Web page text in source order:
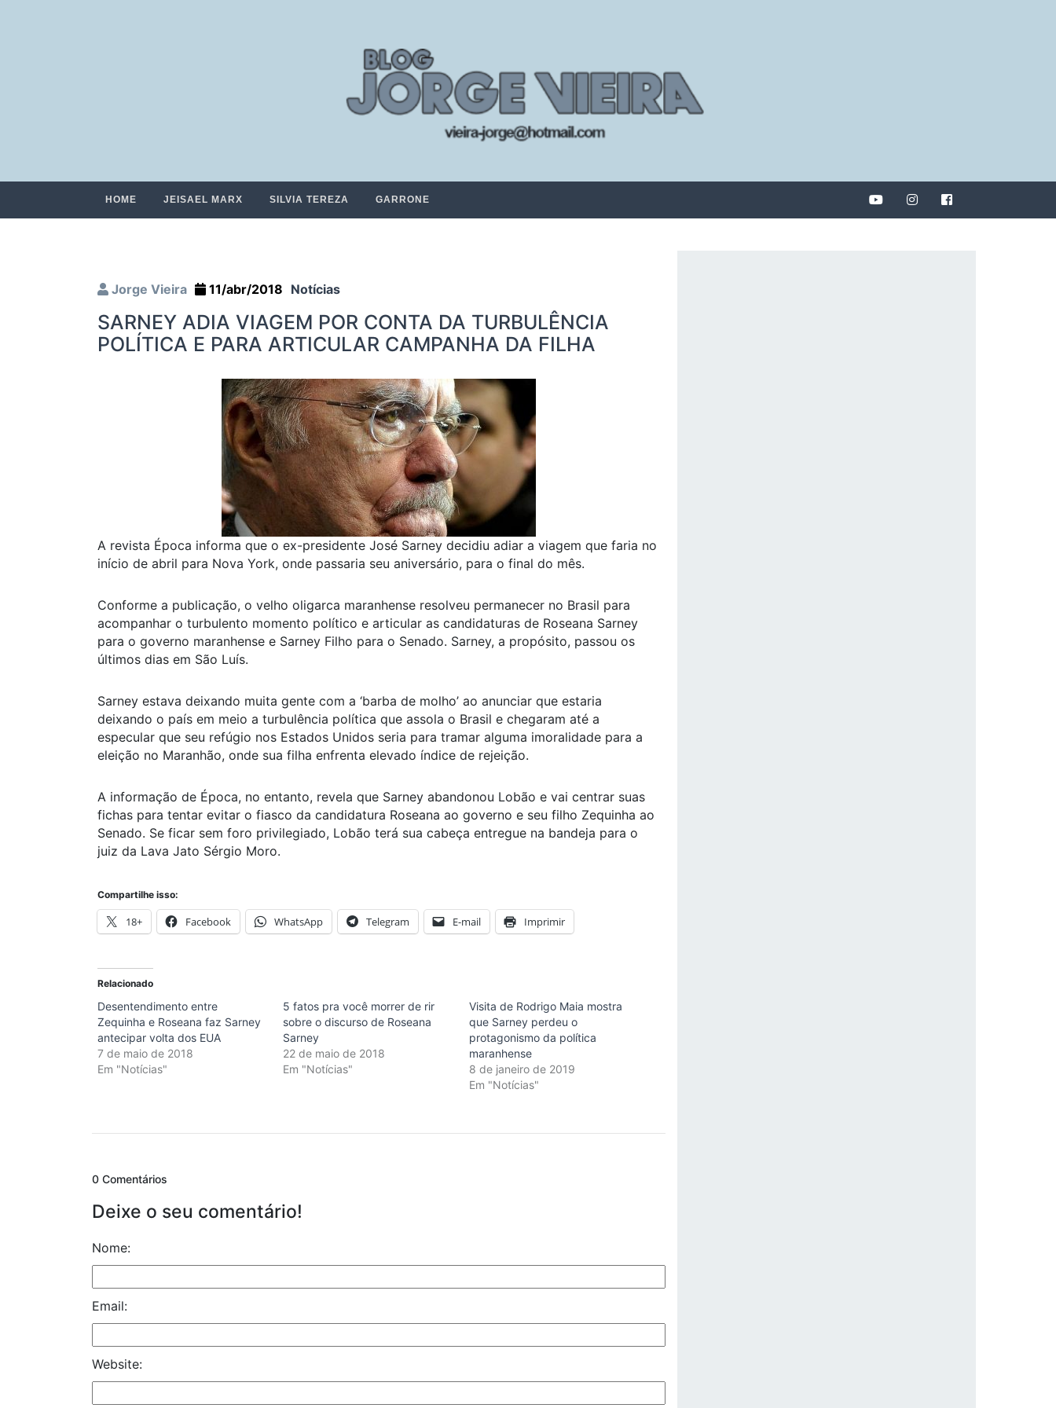
HOME JEISAEL MARX SILVIA TEREZA GARRONE
Jorge Vieira 11/abr/2018 Notícias
SARNEY ADIA VIAGEM POR CONTA DA TURBULÊNCIA
POLÍTICA E PARA ARTICULAR CAMPANHA DA FILHA
A revista Época informa que o ex-presidente José Sarney decidiu adiar a viagem que faria no
início de abril para Nova York, onde passaria seu aniversário, para o final do mês.
Conforme a publicação, o velho oligarca maranhense resolveu permanecer no Brasil para
acompanhar o turbulento momento político e articular as candidaturas de Roseana Sarney
para o governo maranhense e Sarney Filho para o Senado. Sarney, a propósito, passou os
últimos dias em São Luís.
Sarney estava deixando muita gente com a ‘barba de molho’ ao anunciar que estaria
deixando o país em meio a turbulência política que assola o Brasil e chegaram até a
especular que seu refúgio nos Estados Unidos seria para tramar alguma imoralidade para a
eleição no Maranhão, onde sua filha enfrenta elevado índice de rejeição.
A informação de Época, no entanto, revela que Sarney abandonou Lobão e vai centrar suas
fichas para tentar evitar o fiasco da candidatura Roseana ao governo e seu filho Zequinha ao
Senado. Se ficar sem foro privilegiado, Lobão terá sua cabeça entregue na bandeja para o
juiz da Lava Jato Sérgio Moro.
Compartilhe isso:
18+ Facebook WhatsApp Telegram E-mail Imprimir
Relacionado
Desentendimento entre
Zequinha e Roseana faz Sarney
antecipar volta dos EUA
7 de maio de 2018
Em "Notícias"
5 fatos pra você morrer de rir
sobre o discurso de Roseana
Sarney
22 de maio de 2018
Em "Notícias"
Visita de Rodrigo Maia mostra
que Sarney perdeu o
protagonismo da política
maranhense
8 de janeiro de 2019
Em "Notícias"
0 Comentários
Deixe o seu comentário!
Nome:
Email:
Website: